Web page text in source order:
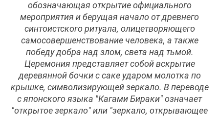
обозначающая открытие официального
мероприятия и берущая начало от древнего
синтоистского ритуала, олицетворяющего
самосовершенствование человека, а также
победу добра над злом, света над тьмой.
Церемония представляет собой вскрытие
деревянной бочки с саке ударом молотка по
крышке, символизирующей зеркало. В переводе
с японского языка "Кагами Бираки" означает
"открытое зеркало" или "зеркало, открывающее